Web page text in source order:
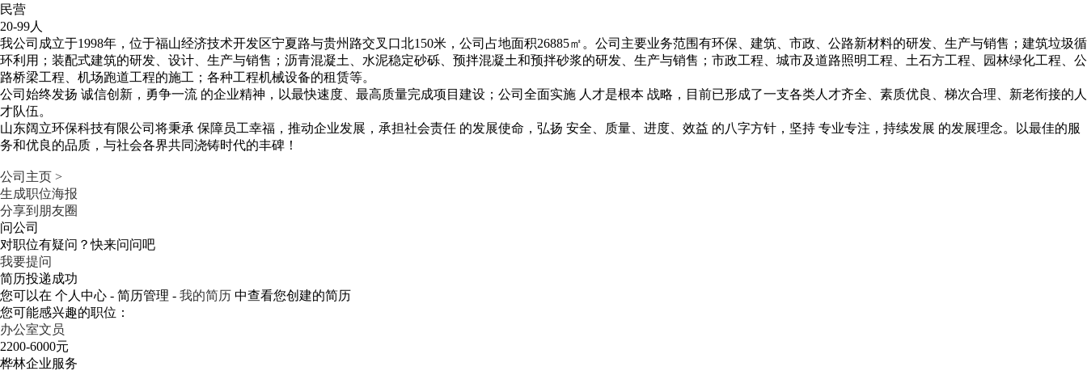
民营
20-99人
我公司成立于1998年，位于福山经济技术开发区宁夏路与贵州路交叉口北150米，公司占地面积26885㎡。公司主要业务范围有环保、建筑、市政、公路新材料的研发、生产与销售；建筑垃圾循
环利用；装配式建筑的研发、设计、生产与销售；沥青混凝土、水泥稳定砂砾、预拌混凝土和预拌砂浆的研发、生产与销售；市政工程、城市及道路照明工程、土石方工程、园林绿化工程、公
路桥梁工程、机场跑道工程的施工；各种工程机械设备的租赁等。
公司始终发扬 诚信创新，勇争一流 的企业精神，以最快速度、最高质量完成项目建设；公司全面实施 人才是根本 战略，目前已形成了一支各类人才齐全、素质优良、梯次合理、新老衔接的人
才队伍。
山东阔立环保科技有限公司将秉承 保障员工幸福，推动企业发展，承担社会责任 的发展使命，弘扬 安全、质量、进度、效益 的八字方针，坚持 专业专注，持续发展 的发展理念。以最佳的服
务和优良的品质，与社会各界共同浇铸时代的丰碑！
公司主页 >
生成职位海报
分享到朋友圈
问公司
对职位有疑问？快来问问吧
我要提问
简历投递成功
您可以在 个人中心 - 简历管理 - 我的简历 中查看您创建的简历
您可能感兴趣的职位：
办公室文员
2200-6000元
桦林企业服务